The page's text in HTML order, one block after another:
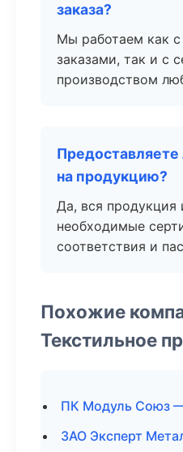
заказа?
Мы работаем как
заказами, так и с
производством
на продукцию?
Да, вся продукция
необходимые
соответствия и
Похожие
Текстильное
ПК Модуль Союз
ЗАО Эксперт